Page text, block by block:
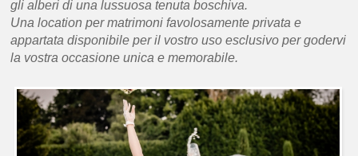
gli alberi di una lussuosa tenuta boschiva.
Una location per matrimoni favolosamente privata e
appartata disponibile per il vostro uso esclusivo per godervi
la vostra occasione unica e memorabile.